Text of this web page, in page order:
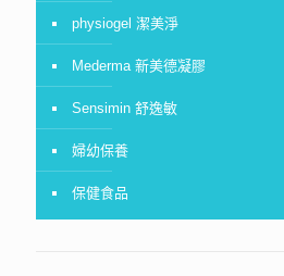
physiogel 潔美淨
Mederma 新美德凝膠
Sensimin 舒逸敏
婦幼保養
保健食品